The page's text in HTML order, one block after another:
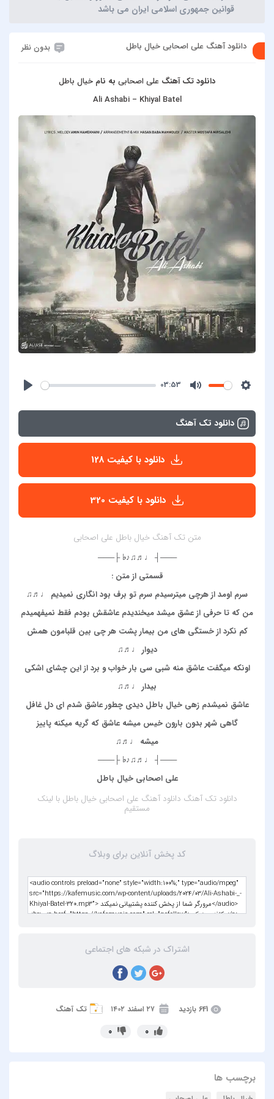
قوانین جمهوری اسلامی ایران می باشد
دانلود آهنگ علی اصحابی خیال باطل بدون نظر
دانلود تک آهنگعلی اصحابیبه نامخیال باطل
Ali Ashabi – Khiyal Batel
03:53
دانلود تک آهنگ
دانلود با کیفیت 128
دانلود با کیفیت 320
متن تک آهنگ خیال باطل علی اصحابی
───┤ ♩♬♫♪♭ ├───
قسمتی از متن :
سرم اومد از هرچی میترسیدم سرم تو برف بود انگاری نمیدیم ♩♬♫
من که تا حرفی از عشق میشد میخندیدم عاشقش بودم فقط نمیفهمیدم
کم نکرد از خستگی های من بیمار پشت هر چی بین قلبامون همش
دیوار ♩♬♫
اونکه میگفت عاشق منه شبی سی بار خواب و برد از این چشای اشکی
بیدار ♩♬♫
عاشق نمیشدم زهی خیال باطل دیدی چطور عاشق شدم ای دل غافل
گاهی شهر بدون بارون خیس میشه عاشق که گریه میکنه پاییز
میشه ♩♬♫
───┤ ♩♬♫♪♭ ├───
علی اصحابی خیال باطل
دانلود تک آهنگدانلود آهنگ علی اصحابی خیال باطلبا لینک
مستقیم
کد پخش آنلاین برای وبلاگ
اشتراک در شبکه های اجتماعی
641 بازدید ۲۷ اسفند ۱۴۰۲ تک آهنگ
برچسب ها